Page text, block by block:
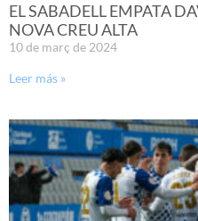
EL SABADELL EMPATA
NOVA CREU ALTA
10 de març de 2024
Leer más »